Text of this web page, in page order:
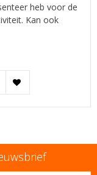
heb voor de
Kan ook